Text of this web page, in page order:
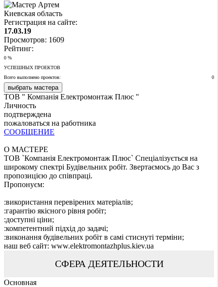
Киевская область
Регистрация на сайте:
17.03.19
Просмотров: 1609
Рейтинг:
0 %
УСПЕШНЫХ ПРОЕКТОВ
Вcего выполнено проектов:
0
выбрать мастера
ТОВ " Компанія Електромонтаж Плюс "
Личность
подтверждена
пожаловаться на работника
СООБЩЕНИЕ
О МАСТЕРЕ
ТОВ `Компанія Електромонтаж Плюс` Спеціалізується на
широкому спектрі Будівельних робіт. Звертаємось до Вас з
пропозицією до співпраці.
Пропонуєм:
:використання перевірених матеріалів;
:гарантію якісного рівня робіт;
:доступні ціни;
:компетентний підхід до задачі;
:виконання будівельних робіт в самі стиснуті терміни;
наш веб сайт: www.elektromontazhplus.kiev.ua
СФЕРА ДЕЯТЕЛЬНОСТИ
Основная